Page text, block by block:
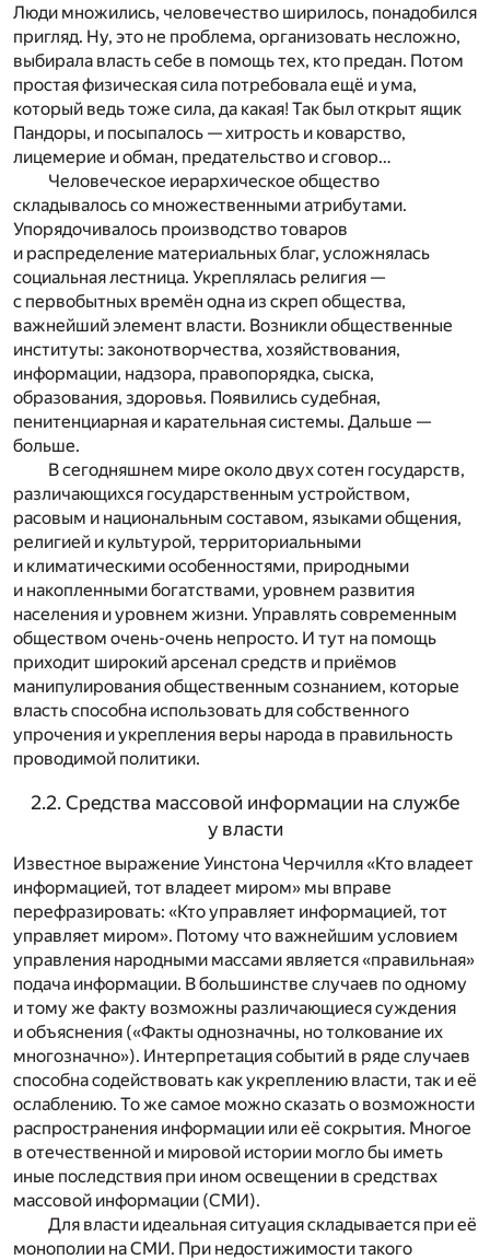
Люди множились, человечество ширилось, понадобился
пригляд. Ну, это не проблема, организовать несложно,
выбирала власть себе в помощь тех, кто предан. Потом
простая физическая сила потребовала ещё и ума,
который ведь тоже сила, да какая! Так был открыт ящик
Пандоры, и посыпалось — хитрость и коварство,
лицемерие и обман, предательство и сговор…
Человеческое иерархическое общество
складывалось со множественными атрибутами.
Упорядочивалось производство товаров
и распределение материальных благ, усложнялась
социальная лестница. Укреплялась религия —
с первобытных времён одна из скреп общества,
важнейший элемент власти. Возникли общественные
институты: законотворчества, хозяйствования,
информации, надзора, правопорядка, сыска,
образования, здоровья. Появились судебная,
пенитенциарная и карательная системы. Дальше —
больше.
В сегодняшнем мире около двух сотен государств,
различающихся государственным устройством,
расовым и национальным составом, языками общения,
религией и культурой, территориальными
и климатическими особенностями, природными
и накопленными богатствами, уровнем развития
населения и уровнем жизни. Управлять современным
обществом очень-очень непросто. И тут на помощь
приходит широкий арсенал средств и приёмов
манипулирования общественным сознанием, которые
власть способна использовать для собственного
упрочения и укрепления веры народа в правильность
проводимой политики.
2.2. Средства массовой информации на службе
у власти
Известное выражение Уинстона Черчилля «Кто владеет
информацией, тот владеет миром» мы вправе
перефразировать: «Кто управляет информацией, тот
управляет миром». Потому что важнейшим условием
управления народными массами является «правильная»
подача информации. В большинстве случаев по одному
и тому же факту возможны различающиеся суждения
и объяснения («Факты однозначны, но толкование их
многозначно»). Интерпретация событий в ряде случаев
способна содействовать как укреплению власти, так и её
ослаблению. То же самое можно сказать о возможности
распространения информации или её сокрытия. Многое
в отечественной и мировой истории могло бы иметь
иные последствия при ином освещении в средствах
массовой информации (СМИ).
Для власти идеальная ситуация складывается при её
монополии на СМИ. При недостижимости такого